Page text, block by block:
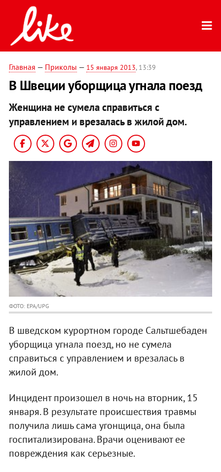
Главная — Приколы — 15 января 2013, 13:39
В Швеции уборщица угнала поезд
Женщина не сумела справиться с
управлением и врезалась в жилой дом.
ФОТО: EPA/UPG
В шведском курортном городе Сальтшебаден
уборщица угнала поезд, но не сумела
справиться с управлением и врезалась в
жилой дом.
Инцидент произошел в ночь на вторник, 15
января. В результате происшествия травмы
получила лишь сама угонщица, она была
госпитализирована. Врачи оценивают ее
повреждения как серьезные.